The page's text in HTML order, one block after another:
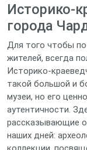
Историко-
города
Для того чтобы
жителей, всегда
Историко-
такой большой и
музеи, но его
аутентичности.
рассказывающие
наших дней: